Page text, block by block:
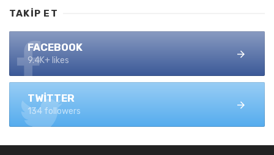
TAKIP ET
FACEBOOK
9.4K+ likes
TWITTER
134 followers